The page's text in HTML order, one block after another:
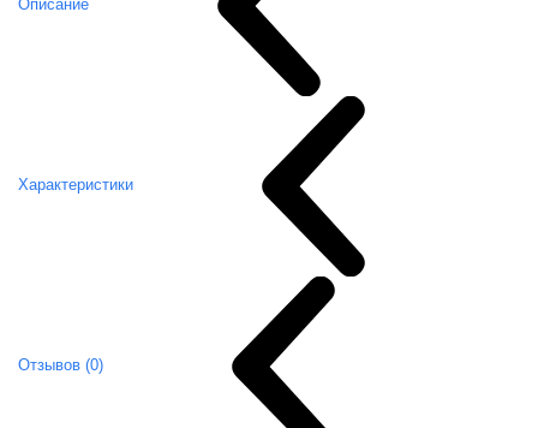
Описание
Характеристики
Отзывов (0)